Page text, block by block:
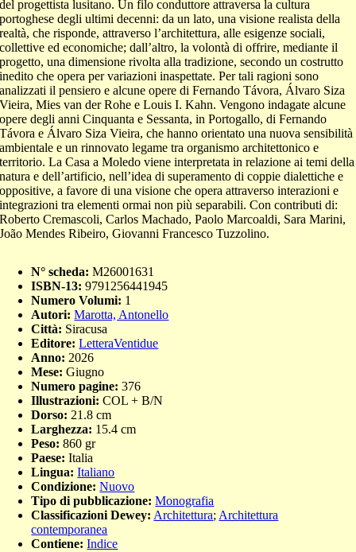
del progettista lusitano. Un filo conduttore attraversa la cultura
portoghese degli ultimi decenni: da un lato, una visione realista della
realtà, che risponde, attraverso l’architettura, alle esigenze sociali,
collettive ed economiche; dall’altro, la volontà di offrire, mediante il
progetto, una dimensione rivolta alla tradizione, secondo un costrutto
inedito che opera per variazioni inaspettate. Per tali ragioni sono
analizzati il pensiero e alcune opere di Fernando Távora, Álvaro Siza
Vieira, Mies van der Rohe e Louis I. Kahn. Vengono indagate alcune
opere degli anni Cinquanta e Sessanta, in Portogallo, di Fernando
Távora e Álvaro Siza Vieira, che hanno orientato una nuova sensibilità
ambientale e un rinnovato legame tra organismo architettonico e
territorio. La Casa a Moledo viene interpretata in relazione ai temi della
natura e dell’artificio, nell’idea di superamento di coppie dialettiche e
oppositive, a favore di una visione che opera attraverso interazioni e
integrazioni tra elementi ormai non più separabili. Con contributi di:
Roberto Cremascoli, Carlos Machado, Paolo Marcoaldi, Sara Marini,
João Mendes Ribeiro, Giovanni Francesco Tuzzolino.
N° scheda: M26001631
ISBN-13: 9791256441945
Numero Volumi: 1
Autori: Marotta, Antonello
Città: Siracusa
Editore: LetteraVentidue
Anno: 2026
Mese: Giugno
Numero pagine: 376
Illustrazioni: COL + B/N
Dorso: 21.8 cm
Larghezza: 15.4 cm
Peso: 860 gr
Paese: Italia
Lingua: Italiano
Condizione: Nuovo
Tipo di pubblicazione: Monografia
Classificazioni Dewey: Architettura; Architettura
contemporanea
Contiene: Indice